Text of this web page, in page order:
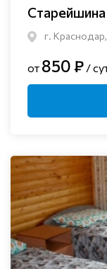
Старейшина
г.
от 850 ₽ /